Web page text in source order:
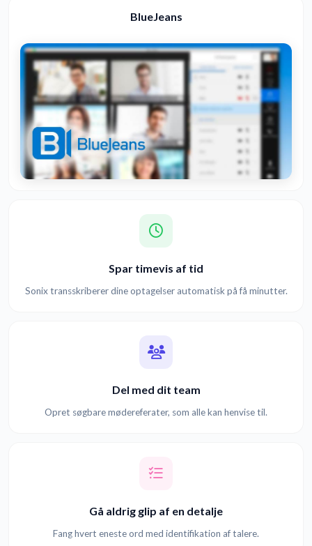
BlueJeans
Spar timevis af tid
Sonix transskriberer dine optagelser automatisk på få minutter.
Del med dit team
Opret søgbare mødereferater, som alle kan henvise til.
Gå aldrig glip af en detalje
Fang hvert eneste ord med identifikation af talere.